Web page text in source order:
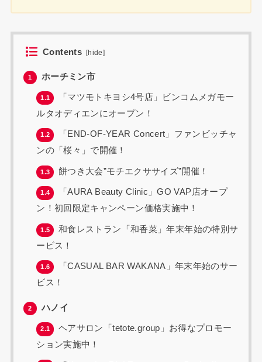
Contents [hide]
1 ホーチミン市
1.1
「マツモトキヨシ4号店」ビンコムメガモー
ルタオディエンにオープン！
1.2
「END-OF-YEAR Concert」ファンビッチャ
ンの「桜々」で開催！
1.3 餅つき大会”モチエクササイズ”開催！
1.4
「AURA Beauty Clinic」GO VAP店オープ
ン！初回限定キャンペーン価格実施中！
1.5
和食レストラン「和香菜」年末年始の特別サ
ービス！
1.6
「CASUAL BAR WAKANA」年末年始のサー
ビス！
2 ハノイ
2.1
ヘアサロン「tetote.group」お得なプロモー
ション実施中！